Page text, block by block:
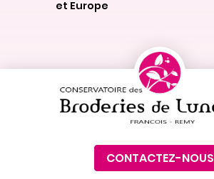
et Europe
CONTACTEZ-NOUS